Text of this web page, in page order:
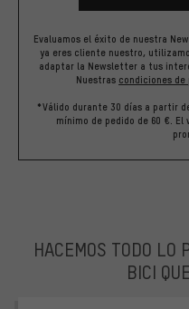
Evaluamos el éxito de nuestra
ya eres cliente nuestro,
adaptar la Newsletter a tus
Nuestras condiciones
*Válido durante 30 días a partir
mínimo de pedido de 60 €.
HACEMOS TODO
BICI